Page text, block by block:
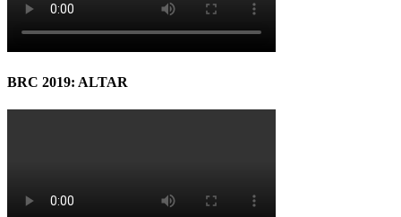
BRC 2019: ALTAR